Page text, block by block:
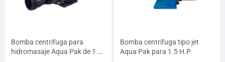
Bomba centrifuga para
hidromasaje Aqua Pak de 1.5
Bomba centrifuga tipo jet
Aqua Pak para 1.5 H.P